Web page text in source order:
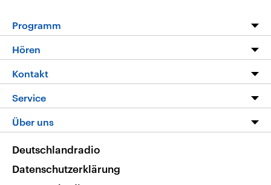
Programm
Programm
Die Nachrichten
Nachrichtenleicht
Neue Beiträge auf dlf.de
Hören
Livestream
Podcasts
Deutschlandfunk App
Nachrichten App
Frequenzen
Kontakt
Hörerservice
Service
FAQ
Veranstaltungen
Musikliste
Über uns
Deutschlandradio
Datenschutzerklärung